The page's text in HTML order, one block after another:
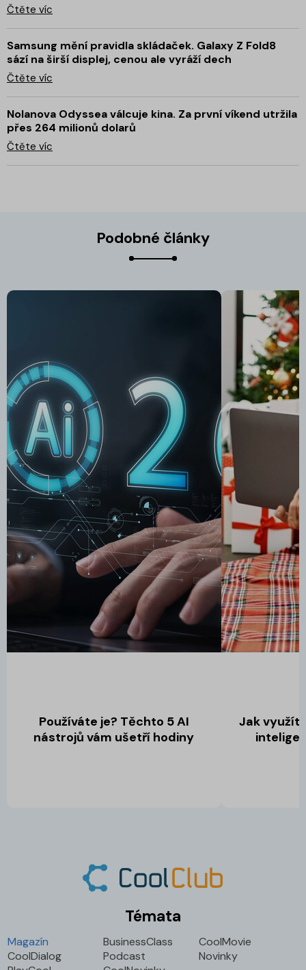
Čtěte víc
Samsung mění pravidla skládaček. Galaxy Z Fold8
sází na širší displej, cenou ale vyráží dech
Čtěte víc
Nolanova Odyssea válcuje kina. Za první víkend utržila
přes 264 milionů dolarů
Čtěte víc
Podobné články
Používáte je? Těchto 5 AI
nástrojů vám ušetří hodiny
Jak využít
Témata
Magazín BusinessClass
CoolMovie
CoolDialog
Podcast
Novinky